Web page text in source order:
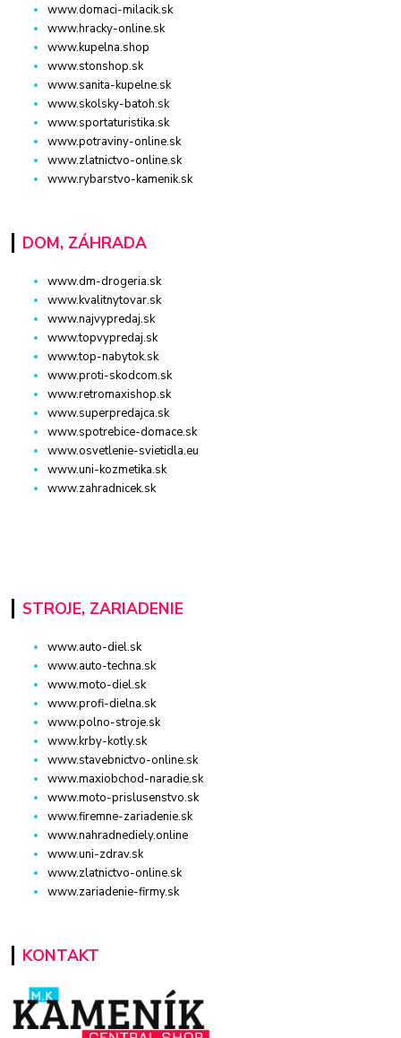
www.domaci-milacik.sk
www.hracky-online.sk
www.kupelna.shop
www.stonshop.sk
www.sanita-kupelne.sk
www.skolsky-batoh.sk
www.sportaturistika.sk
www.potraviny-online.sk
www.zlatnictvo-online.sk
www.rybarstvo-kamenik.sk
DOM, ZÁHRADA
www.dm-drogeria.sk
www.kvalitnytovar.sk
www.najvypredaj.sk
www.topvypredaj.sk
www.top-nabytok.sk
www.proti-skodcom.sk
www.retromaxishop.sk
www.superpredajca.sk
www.spotrebice-domace.sk
www.osvetlenie-svietidla.eu
www.uni-kozmetika.sk
www.zahradnicek.sk
STROJE, ZARIADENIE
www.auto-diel.sk
www.auto-techna.sk
www.moto-diel.sk
www.profi-dielna.sk
www.polno-stroje.sk
www.krby-kotly.sk
www.stavebnictvo-online.sk
www.maxiobchod-naradie.sk
www.moto-prislusenstvo.sk
www.firemne-zariadenie.sk
www.nahradnediely.online
www.uni-zdrav.sk
www.zlatnictvo-online.sk
www.zariadenie-firmy.sk
KONTAKT